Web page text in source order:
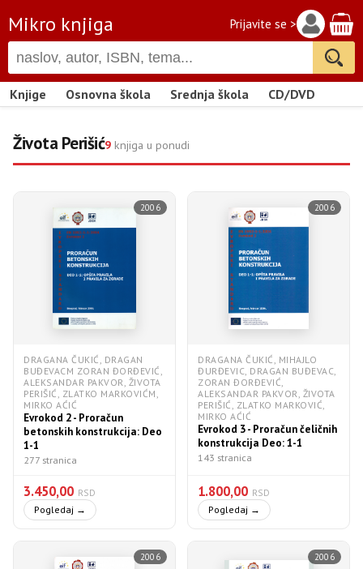
Mikro knjiga Prijavite se >
Knjige Osnovna škola Srednja škola CD/DVD
Života Perišić9 knjiga u ponudi
2006
DRAGANA ČUKIĆ, DRAGAN
BUĐEVACM ZORAN ĐORĐEVIĆ,
ALEKSANDAR PAKVOR, ŽIVOTA
PERIŠIĆ, ZLATKO MARKOVIĆM,
MIRKO AĆIĆ
Evrokod 2 - Proračun
betonskih konstrukcija: Deo
1-1
277 stranica
3.450,00 RSD
Pogledaj →
2006
DRAGANA ČUKIĆ, MIHAJLO
ĐURĐEVIC, DRAGAN BUĐEVAC,
ZORAN ĐORĐEVIĆ,
ALEKSANDAR PAKVOR, ŽIVOTA
PERIŠIĆ, ZLATKO MARKOVIĆ,
MIRKO AĆIĆ
Evrokod 3 - Proračun čeličnih
konstrukcija Deo: 1-1
143 stranica
1.800,00 RSD
Pogledaj →
2006 2006